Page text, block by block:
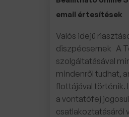
email értesítések
Valós idejű
diszpécsernek A
szolgáltatásával
mindenről tudhat,
flottájával történik.
a vontatófej
csatlakoztatásáról